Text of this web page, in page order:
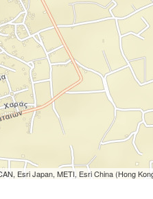
Esri Japan, METI, Esri China (Hong